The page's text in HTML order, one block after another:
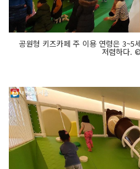
공원형 키즈카페 주 이용 연령은 3~5
저렴하다.